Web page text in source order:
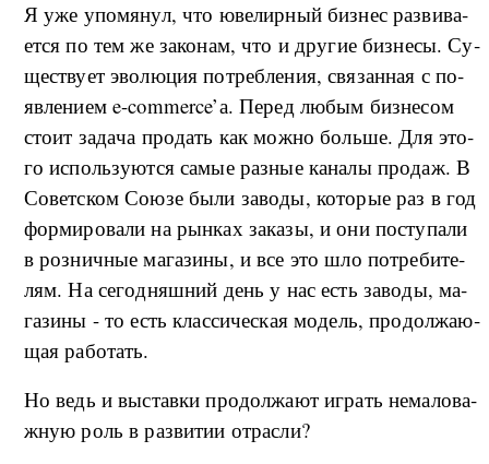
Я уже упо­мя­нул, что юве­ли­р­ный биз­нес раз­ви­ва­
ет­ся по тем же за­ко­нам, что и дру­гие биз­не­сы. Су­
ще­ству­ет эво­лю­ция по­треб­ле­ния, свя­за­н­ная с по­
яв­ле­ни­ем e-commerce’а. Пе­ред лю­бым биз­не­сом
сто­ит за­да­ча про­дать как мо­ж­но боль­ше. Для это­
го ис­поль­зу­ют­ся са­мые раз­ные ка­на­лы про­даж. В
Со­вет­ском Со­ю­зе бы­ли за­во­ды, ко­то­рые раз в год
фор­ми­ро­ва­ли на ры­н­ках за­ка­зы, и они по­сту­па­ли
в роз­ни­ч­ные ма­га­зи­ны, и все это шло по­тре­би­те­
лям. На се­го­д­ня­ш­ний день у нас есть за­во­ды, ма­
га­зи­ны - то есть клас­си­че­ская мо­дель, про­дол­жа­ю­
щая ра­бо­тать.
Но ведь и вы­став­ки про­дол­жа­ют иг­рать не­ма­ло­ва­
ж­ную роль в раз­ви­тии от­рас­ли?